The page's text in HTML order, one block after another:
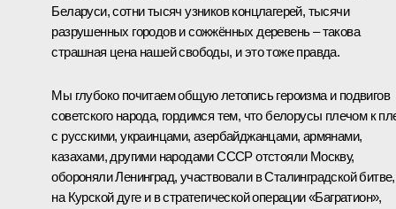
Беларуси, сотни тысяч узников концлагерей, тысячи
разрушенных городов и сожжённых деревень – такова
страшная цена нашей свободы, и это тоже правда.
Мы глубоко почитаем общую летопись героизма и подвигов
советского народа, гордимся тем, что белорусы плечом к
с русскими, украинцами, азербайджанцами, армянами,
казахами, другими народами СССР отстояли Москву,
обороняли Ленинград, участвовали в Сталинградской битве,
на Курской дуге и в стратегической операции «Багратион»,